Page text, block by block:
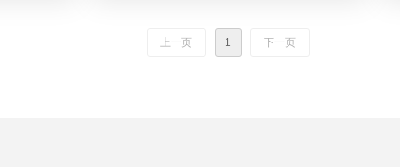
上一页 1 下一页